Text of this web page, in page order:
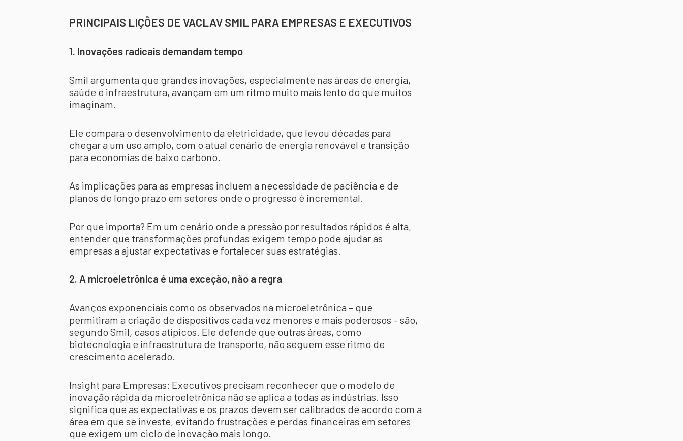
PRINCIPAIS LIÇÕES DE VACLAV SMIL PARA EMPRESAS E EXECUTIVOS
1. Inovações radicais demandam tempo
Smil argumenta que grandes inovações, especialmente nas áreas de energia,
saúde e infraestrutura, avançam em um ritmo muito mais lento do que muitos
imaginam.
Ele compara o desenvolvimento da eletricidade, que levou décadas para
chegar a um uso amplo, com o atual cenário de energia renovável e transição
para economias de baixo carbono.
As implicações para as empresas incluem a necessidade de paciência e de
planos de longo prazo em setores onde o progresso é incremental.
Por que importa? Em um cenário onde a pressão por resultados rápidos é alta,
entender que transformações profundas exigem tempo pode ajudar as
empresas a ajustar expectativas e fortalecer suas estratégias.
2. A microeletrônica é uma exceção, não a regra
Avanços exponenciais como os observados na microeletrônica – que
permitiram a criação de dispositivos cada vez menores e mais poderosos – são,
segundo Smil, casos atípicos. Ele defende que outras áreas, como
biotecnologia e infraestrutura de transporte, não seguem esse ritmo de
crescimento acelerado.
Insight para Empresas: Executivos precisam reconhecer que o modelo de
inovação rápida da microeletrônica não se aplica a todas as indústrias. Isso
significa que as expectativas e os prazos devem ser calibrados de acordo com a
área em que se investe, evitando frustrações e perdas financeiras em setores
que exigem um ciclo de inovação mais longo.